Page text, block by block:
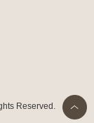
Reserved.